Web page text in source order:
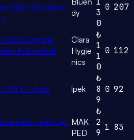
Kalite Yüz Silme
dy
3
0
0 207
%100 Organik
Kullanılabilir
Clara
Hygie
nics
₺
1
1
0
0 112
70li X 4 Adet İpek
₺
8
9
0 92
Pedi - Pamuğu MAK
PED
₺
2
9
1 83